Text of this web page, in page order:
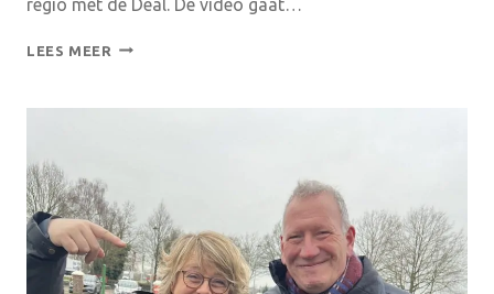
regio met de Deal. De video gaat…
LEES MEER VIDEO:
SAMENWERKEN
DEAL
ACHTERHOEK
II